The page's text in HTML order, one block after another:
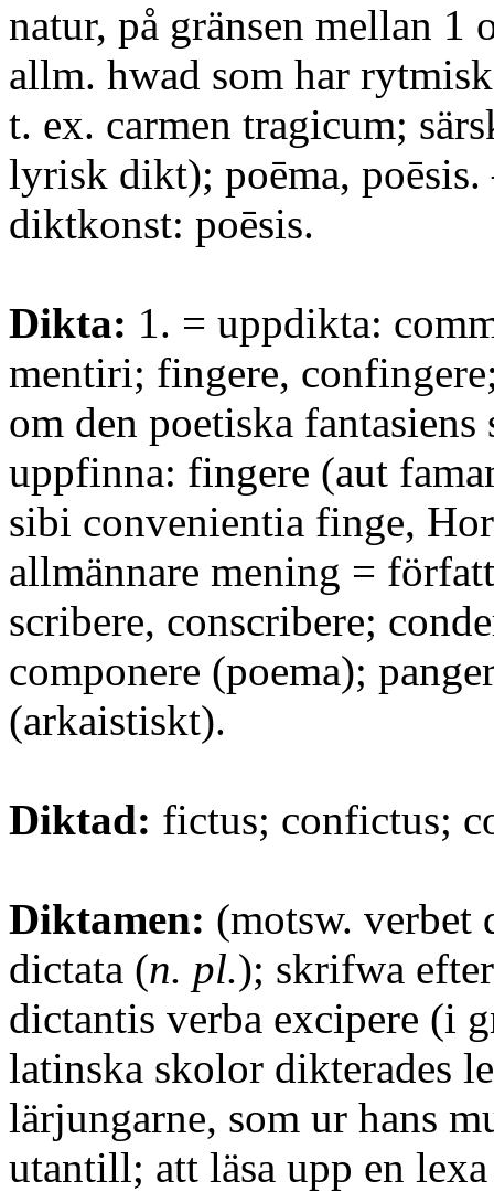
natur, på gränsen mellan 1
allm. hwad som har
t. ex. carmen tragicum;
lyrisk dikt); poēma,
diktkonst: poēsis.
Dikta: 1. = uppdikta:
mentiri; fingere,
om den poetiska fantasiens
uppfinna: fingere (aut
sibi convenientia finge,
allmännare mening =
scribere, conscribere;
componere (poema);
(arkaistiskt).
Diktad: fictus; confictus;
Diktamen: (motsw. verbet
dictata (n. pl.); skrifwa
dictantis verba excipere (i
latinska skolor dikterades
lärjungarne, som ur hans
utantill; att läsa upp en